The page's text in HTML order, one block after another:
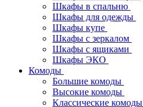
Шкафы в спальню
Шкафы для одежды
Шкафы купе
Шкафы с зеркалом
Шкафы с ящиками
Шкафы ЭКО
Комоды
Большие комоды
Высокие комоды
Классические комоды